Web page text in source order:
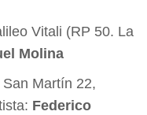
Vitali (RP 50. La
Molina
Martín 22,
Federico